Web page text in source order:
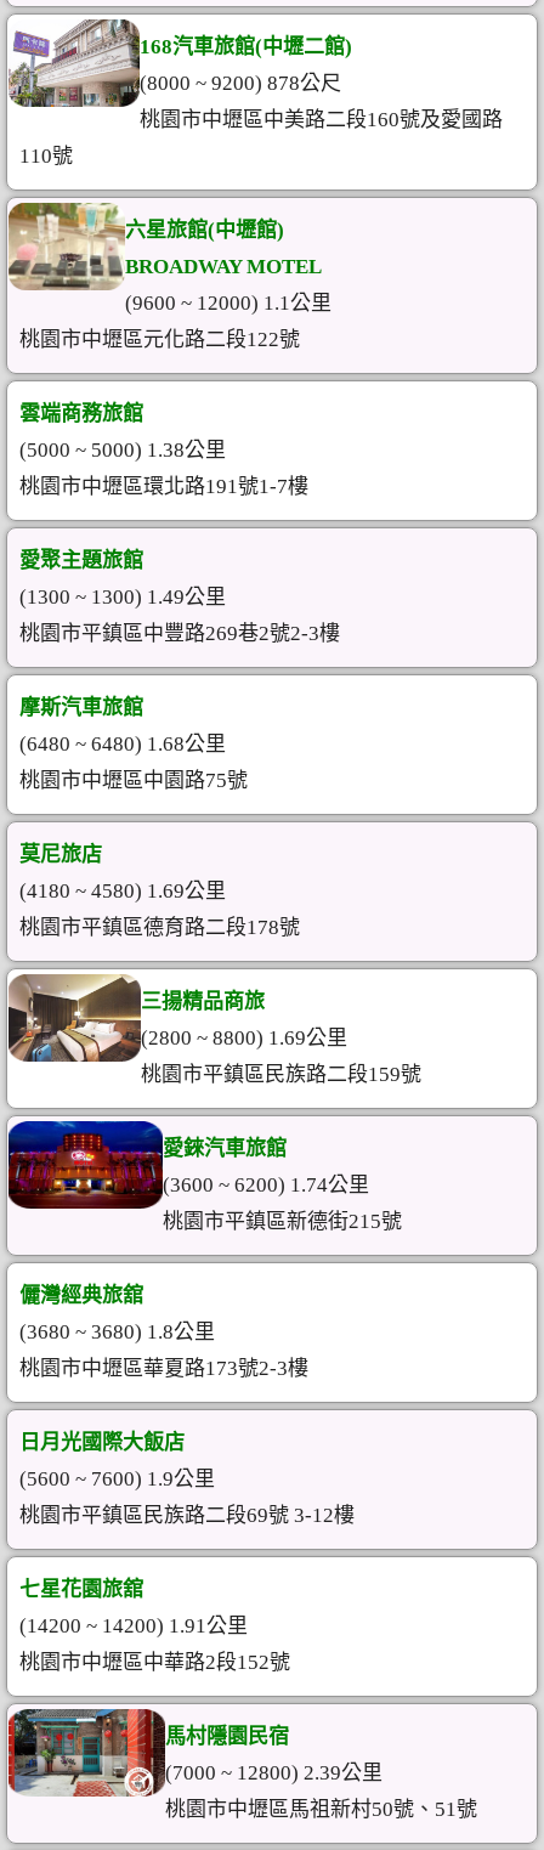
168汽車旅館(中壢二館)
(8000 ~ 9200) 878公尺
桃園市中壢區中美路二段160號及愛國路
110號
六星旅館(中壢館)
BROADWAY MOTEL
(9600 ~ 12000) 1.1公里
桃園市中壢區元化路二段122號
雲端商務旅館
(5000 ~ 5000) 1.38公里
桃園市中壢區環北路191號1-7樓
愛聚主題旅館
(1300 ~ 1300) 1.49公里
桃園市平鎮區中豐路269巷2號2-3樓
摩斯汽車旅館
(6480 ~ 6480) 1.68公里
桃園市中壢區中園路75號
莫尼旅店
(4180 ~ 4580) 1.69公里
桃園市平鎮區德育路二段178號
三揚精品商旅
(2800 ~ 8800) 1.69公里
桃園市平鎮區民族路二段159號
愛錸汽車旅館
(3600 ~ 6200) 1.74公里
桃園市平鎮區新德街215號
儷灣經典旅舘
(3680 ~ 3680) 1.8公里
桃園市中壢區華夏路173號2-3樓
日月光國際大飯店
(5600 ~ 7600) 1.9公里
桃園市平鎮區民族路二段69號 3-12樓
七星花園旅舘
(14200 ~ 14200) 1.91公里
桃園市中壢區中華路2段152號
馬村隱園民宿
(7000 ~ 12800) 2.39公里
桃園市中壢區馬祖新村50號、51號